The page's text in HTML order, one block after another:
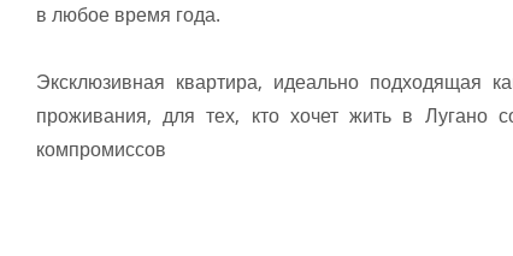
в любое время года.
Эксклюзивная квартира, идеально подходящая
проживания, для тех, кто хочет жить в Лугано
компромиссов